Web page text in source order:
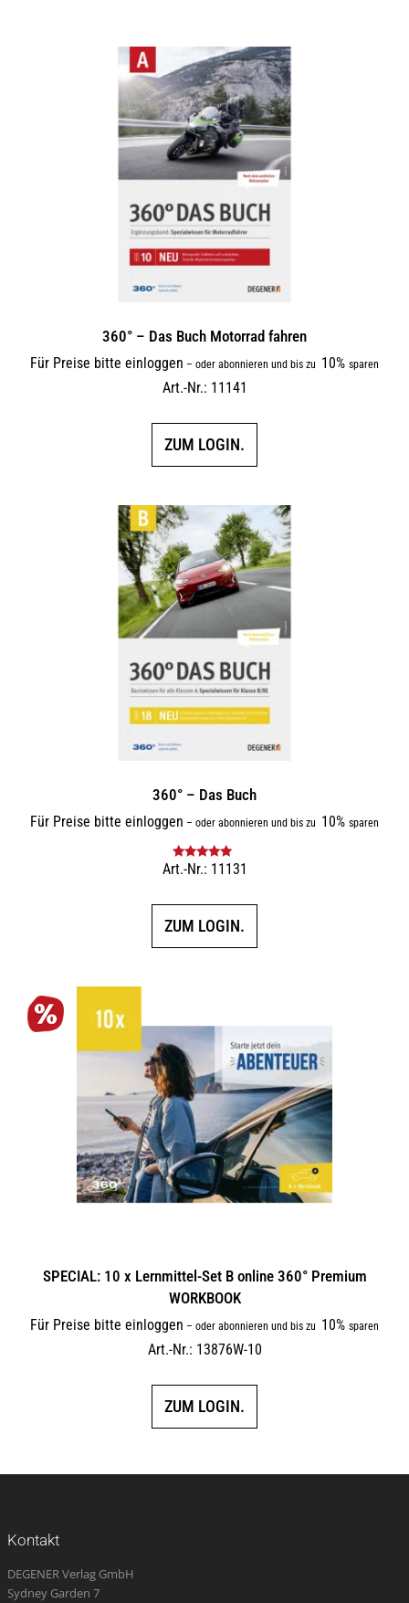
360° – Das Buch Motorrad fahren
Für Preise bitte einloggen – oder abonnieren und bis zu 10% sparen
Art.-Nr.: 11141
ZUM LOGIN.
360° – Das Buch
Für Preise bitte einloggen – oder abonnieren und bis zu 10% sparen
Bewertet mit
Art.-Nr.: 11131
ZUM LOGIN.
SPECIAL: 10 x Lernmittel-Set B online 360° Premium
WORKBOOK
Für Preise bitte einloggen – oder abonnieren und bis zu 10% sparen
Art.-Nr.: 13876W-10
ZUM LOGIN.
Kontakt
DEGENER Verlag GmbH
Sydney Garden 7